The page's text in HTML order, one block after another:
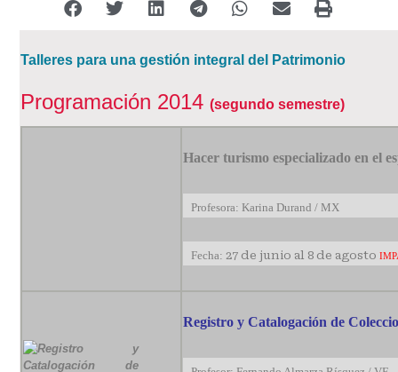
Talleres para una gestión integral del Patrimonio
Programación 2014 (segundo semestre)
Hacer turismo especializado en el
Profesora: Karina Durand / MX
Fecha: 27 de junio al 8 de agosto
Registro y Catalogación de